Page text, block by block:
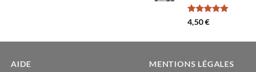
Note5.00
sur 5
4,50€
AIDE MENTIONS LÉGALES